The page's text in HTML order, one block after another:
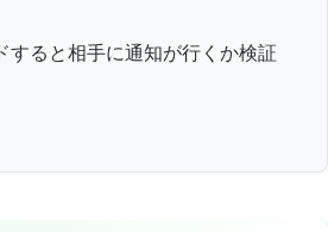
すると相手に通知が行くか検証